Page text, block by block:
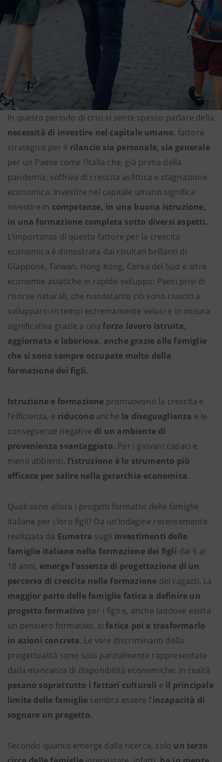
In questo periodo di crisi si sente spesso parlare della
necessità di investire nel capitale umano, fattore
strategico per il rilancio sia personale, sia generale
per un Paese come l’Italia che, già prima della
pandemia, soffriva di crescita asfittica e stagnazione
economica. Investire nel capitale umano significa
investire in competenze, in una buona istruzione,
in una formazione completa sotto diversi aspetti.
L’importanza di questo fattore per la crescita
economica è dimostrata dai risultati brillanti di
Giappone, Taiwan, Hong Kong, Corea del Sud e altre
economie asiatiche in rapido sviluppo: Paesi privi di
risorse naturali, che nonostante ciò sono riusciti a
svilupparsi in tempi estremamente veloci e in misura
significativa grazie a una forza lavoro istruita,
aggiornata e laboriosa, anche grazie alle famiglie
che si sono sempre occupate molto della
formazione dei figli.
Istruzione e formazione promuovono la crescita e
l’efficienza, e riducono anche la diseguaglianza e le
conseguenze negative di un ambiente di
provenienza svantaggiato. Per i giovani capaci e
meno abbienti, l’istruzione è lo strumento più
efficace per salire nella gerarchia economica.
Quali sono allora i progetti formativi delle famiglie
italiane per i loro figli? Da un’indagine recentemente
realizzata da Eumetra sugli investimenti delle
famiglie italiane nella formazione dei figli dai 6 ai
18 anni, emerge l’assenza di progettazione di un
percorso di crescita nella formazione dei ragazzi. La
maggior parte delle famiglie fatica a definire un
progetto formativo per i figli e, anche laddove esista
un pensiero formativo, si fatica poi a trasformarlo
in azioni concrete. Le vere discriminanti della
progettualità sono solo parzialmente rappresentate
dalla mancanza di disponibilità economiche: in realtà
pesano soprattutto i fattori culturali e il principale
limite delle famiglie sembra essere l’incapacità di
sognare un progetto.
Secondo quanto emerge dalla ricerca, solo un terzo